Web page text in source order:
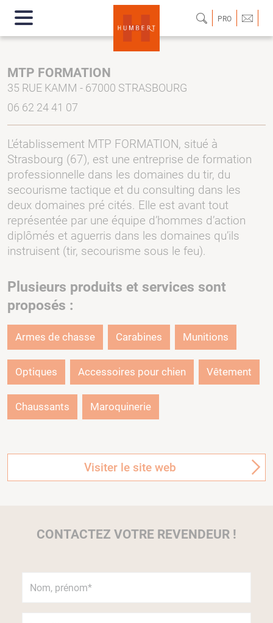
PRO
MTP FORMATION
35 RUE KAMM - 67000 STRASBOURG
06 62 24 41 07
L'établissement MTP FORMATION, situé à
Strasbourg (67), est une entreprise de formation
professionnelle dans les domaines du tir, du
secourisme tactique et du consulting dans les
deux domaines pré cités. Elle est avant tout
représentée par une équipe d’hommes d’action
diplômés et aguerris dans les domaines qu’ils
instruisent (tir, secourisme sous le feu).
Plusieurs produits et services sont
proposés :
Armes de chasse Carabines Munitions
Optiques Accessoires pour chien Vêtement
Chaussants Maroquinerie
Visiter le site web
CONTACTEZ VOTRE REVENDEUR !